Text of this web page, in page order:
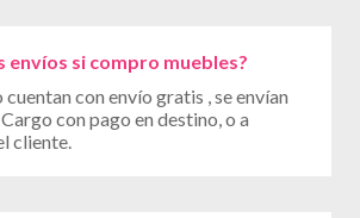
envíos si compro muebles?
cuentan con envío gratis , se envían
con pago en destino, o a
cliente.